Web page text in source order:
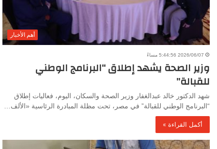
أهم الأخبار
2026/06/07 5:44:56 مساءً
وزير الصحة يشهد إطلاق “البرنامج الوطني
للقبالة”
شهد الدكتور خالد عبدالغفار وزير الصحة والسكان، اليوم، فعاليات إطلاق
“البرنامج الوطني للقبالة” في مصر، تحت مظلة المبادرة الرئاسية «الألف…
أكمل القراءة »